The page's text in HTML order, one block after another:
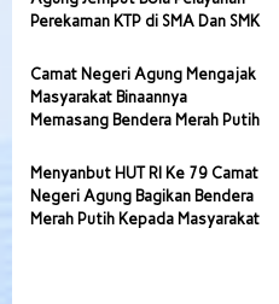
Perekaman KTP di SMA Dan SMK
Camat Negeri Agung Mengajak
Masyarakat Binaannya
Memasang Bendera Merah Putih
Menyanbut HUT RI Ke 79 Camat
Negeri Agung Bagikan Bendera
Merah Putih Kepada Masyarakat